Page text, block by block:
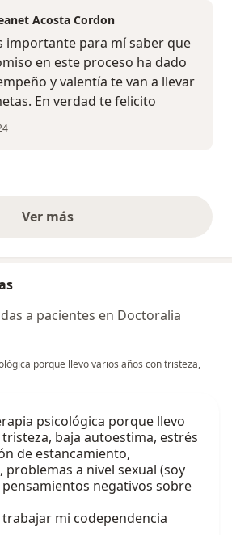
Acosta Cordon
importante para mí saber que
en este proceso ha dado
y valentía te van a llevar
En verdad te felicito
Ver másopiniones anteriores
a pacientes en Doctoralia
porque llevo varios años con tristeza,
psicológica porque llevo
baja autoestima, estrés
de estancamiento,
a nivel sexual (soy
negativos sobre
mi codependencia